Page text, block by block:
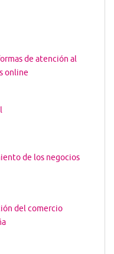
de atención al
online
de los negocios
del comercio